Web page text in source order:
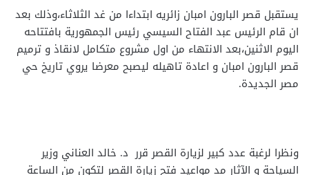
يستقبل قصر البارون امبان زائريه ابتداءا من غد الثلاثاء،وذلك بعد
ان قام الرئيس عبد الفتاح السيسي رئيس الجمهورية بافتتاحه
اليوم الاثنين،بعد الانتهاء من اول مشروع متكامل لانقاذ و ترميم
قصر البارون امبان و اعادة تاهيله ليصبح معرضا يروي تاريخ حي
مصر الجديدة.
ونظرا لرغبة عدد كبير لزيارة القصر قرر د. خالد العناني وزير
السياحة و الآثار مد مواعيد فتح زيارة القصر لتكون من الساعة